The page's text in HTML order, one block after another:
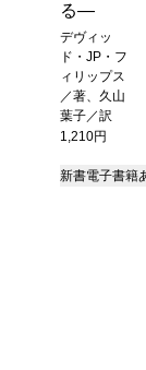
る―
デヴィッ
ド・JP・フ
ィリップス
／著、久山
葉子／訳
1,210円
新書電子書籍